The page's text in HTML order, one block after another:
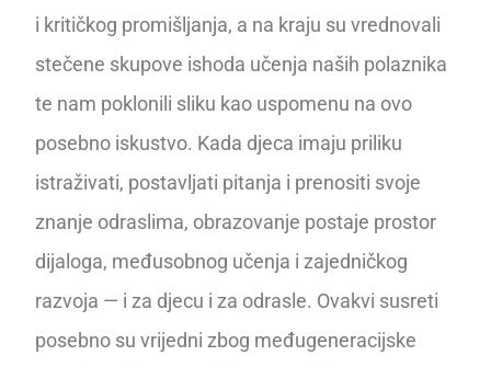
i kritičkog promišljanja, a na kraju su vrednovali
stečene skupove ishoda učenja naših polaznika
te nam poklonili sliku kao uspomenu na ovo
posebno iskustvo. Kada djeca imaju priliku
istraživati, postavljati pitanja i prenositi svoje
znanje odraslima, obrazovanje postaje prostor
dijaloga, međusobnog učenja i zajedničkog
razvoja — i za djecu i za odrasle. Ovakvi susreti
posebno su vrijedni zbog međugeneracijske